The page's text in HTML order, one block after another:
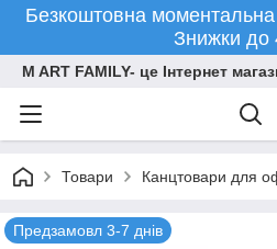
Безкоштовна моментальна
Знижки до
M ART FAMILY- це Інтернет
Товари Канцтовари для
Предзамовл 3-7 днів